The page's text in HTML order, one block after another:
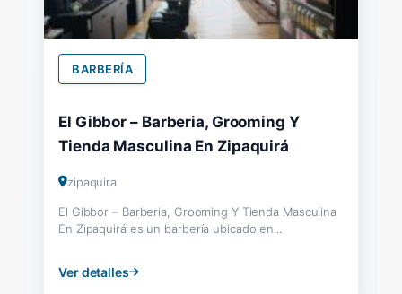
BARBERÍA
El Gibbor – Barberia, Grooming Y
Tienda Masculina En Zipaquirá
zipaquira
El Gibbor – Barberia, Grooming Y Tienda Masculina
En Zipaquirá es un barbería ubicado en...
Ver detalles